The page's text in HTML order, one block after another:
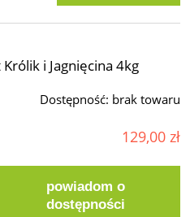
i Jagnięcina 4kg
Dostępność: brak towaru
129,00 zł
powiadom o
dostępności